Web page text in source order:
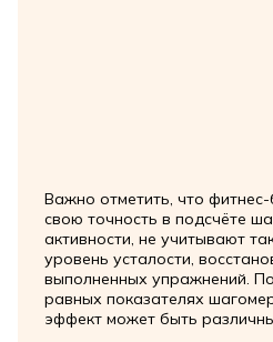
Важно отметить, что
свою точность в подсчёте
активности, не учитывают
уровень усталости,
выполненных упражнений.
равных показателях
эффект может быть